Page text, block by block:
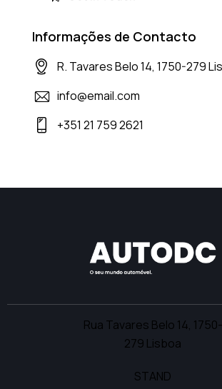
Informações de Contacto
R. Tavares Belo 14, 1750-279
info@email.com
+351 21 759 2621
Rua Tavares Belo 14, 1750-
279 Lisboa
STAND